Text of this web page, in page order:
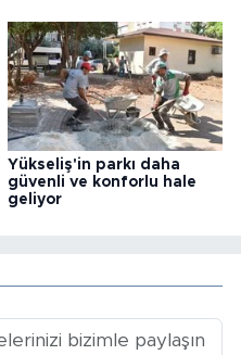
Yükseliş'in parkı daha
güvenli ve konforlu hale
geliyor